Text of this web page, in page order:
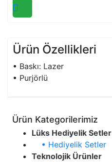
Ürün Özellikleri
• Baskı: Lazer
• Purjörlü
Ürün Kategorilerimiz
Lüks Hediyelik Setler
• Hediyelik Setler
Teknolojik Ürünler